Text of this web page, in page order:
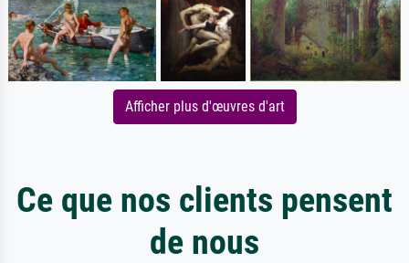
Afficher plus d'œuvres d'art
Ce que nos clients pensent
de nous